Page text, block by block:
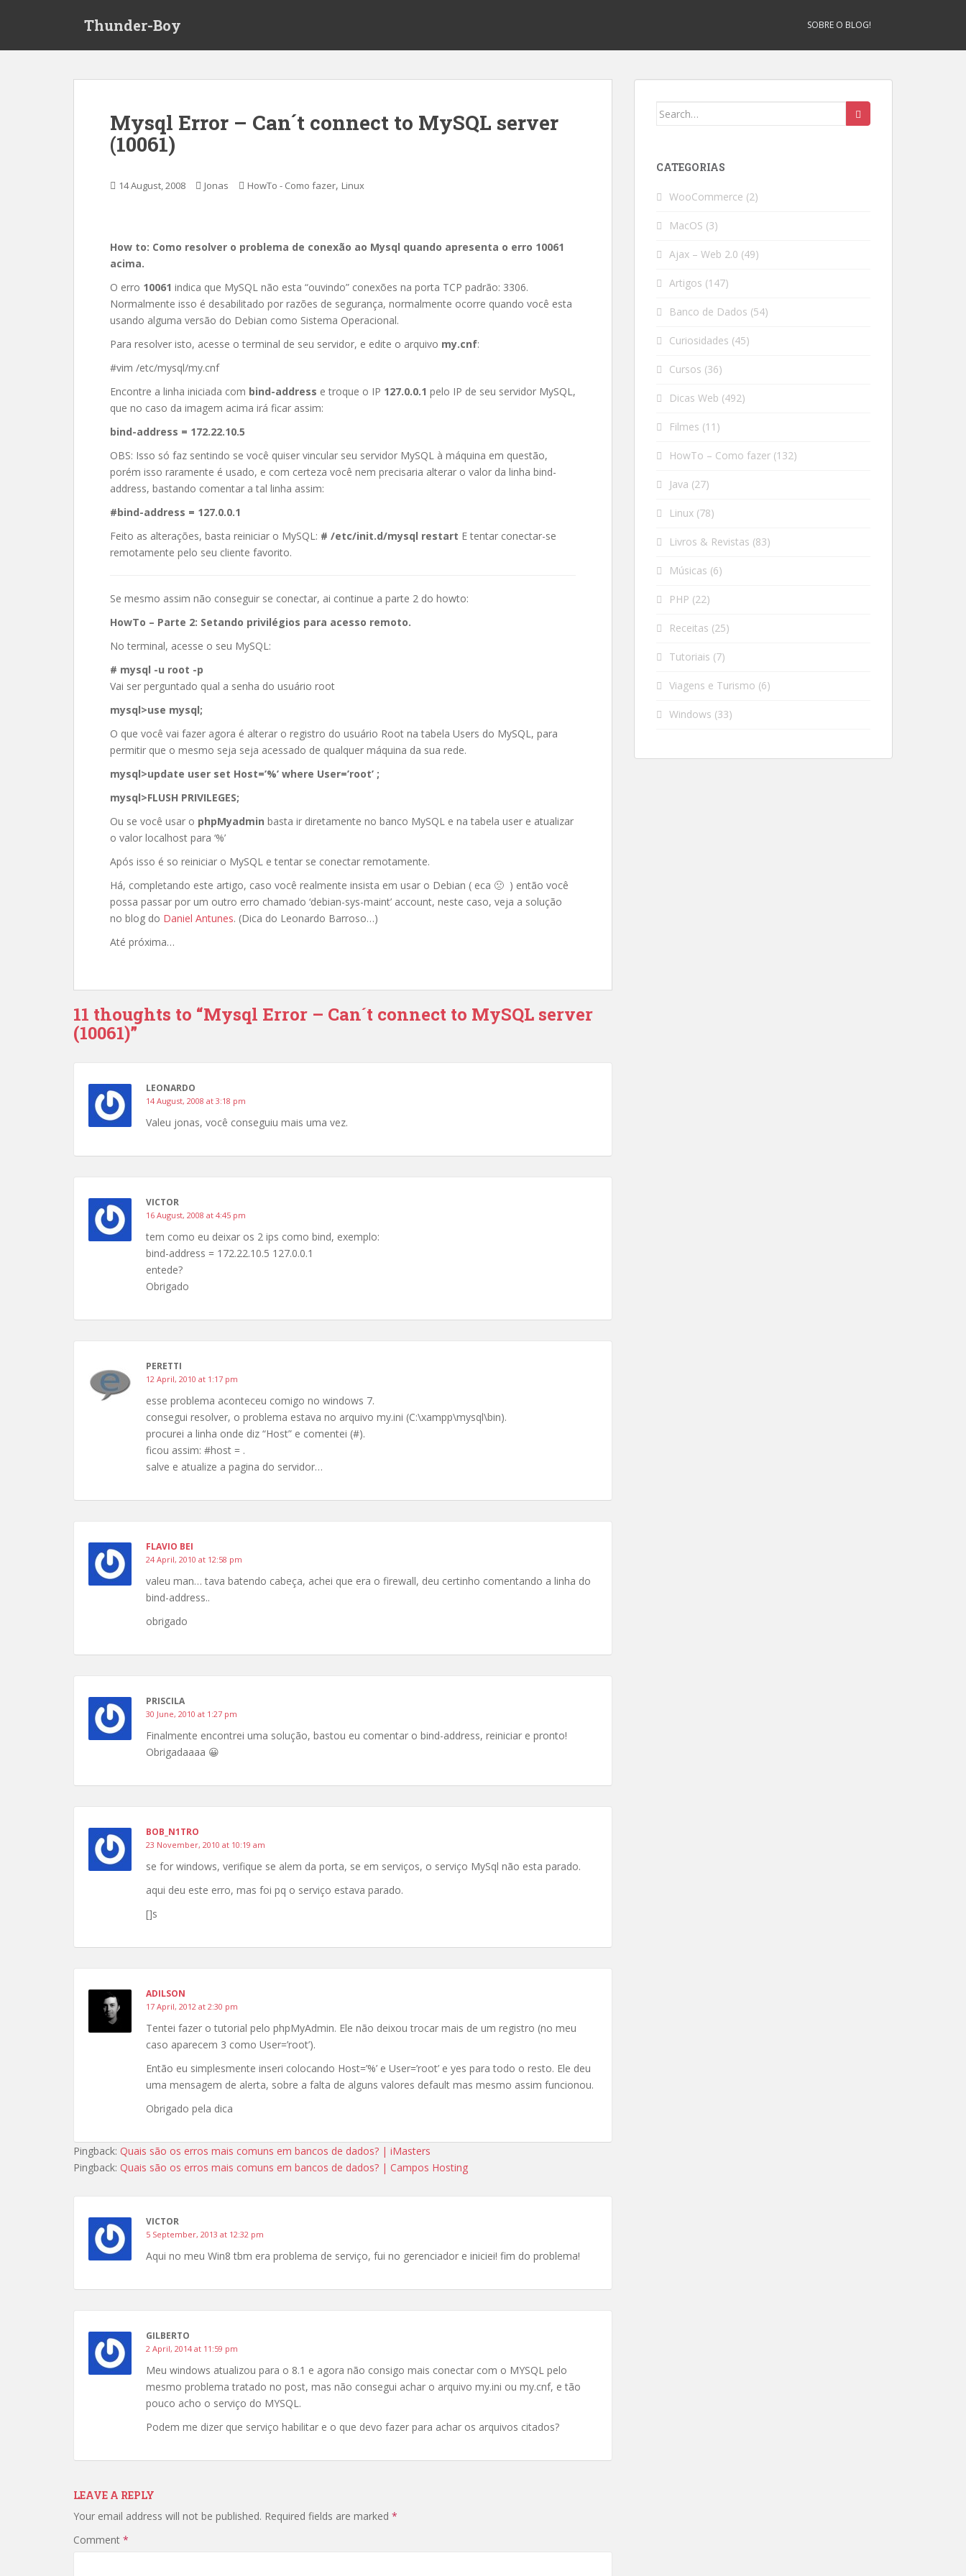
Thunder-Boy SOBRE O BLOG!
Mysql Error – Can´t connect to MySQL server
(10061)
14 August, 2008 Jonas HowTo - Como fazer, Linux
How to: Como resolver o problema de conexão ao Mysql quando apresenta o erro 10061
acima.
O erro 10061 indica que MySQL não esta “ouvindo” conexões na porta TCP padrão: 3306.
Normalmente isso é desabilitado por razões de segurança, normalmente ocorre quando você esta
usando alguma versão do Debian como Sistema Operacional.
Para resolver isto, acesse o terminal de seu servidor, e edite o arquivo my.cnf:
#vim /etc/mysql/my.cnf
Encontre a linha iniciada com bind-address e troque o IP 127.0.0.1 pelo IP de seu servidor MySQL,
que no caso da imagem acima irá ficar assim:
bind-address = 172.22.10.5
OBS: Isso só faz sentindo se você quiser vincular seu servidor MySQL à máquina em questão,
porém isso raramente é usado, e com certeza você nem precisaria alterar o valor da linha bind-
address, bastando comentar a tal linha assim:
#bind-address = 127.0.0.1
Feito as alterações, basta reiniciar o MySQL: # /etc/init.d/mysql restart E tentar conectar-se
remotamente pelo seu cliente favorito.
Se mesmo assim não conseguir se conectar, ai continue a parte 2 do howto:
HowTo – Parte 2: Setando privilégios para acesso remoto.
No terminal, acesse o seu MySQL:
# mysql -u root -p
Vai ser perguntado qual a senha do usuário root
mysql>use mysql;
O que você vai fazer agora é alterar o registro do usuário Root na tabela Users do MySQL, para
permitir que o mesmo seja seja acessado de qualquer máquina da sua rede.
mysql>update user set Host=’%’ where User=’root’ ;
mysql>FLUSH PRIVILEGES;
Ou se você usar o phpMyadmin basta ir diretamente no banco MySQL e na tabela user e atualizar
o valor localhost para ‘%’
Após isso é so reiniciar o MySQL e tentar se conectar remotamente.
Há, completando este artigo, caso você realmente insista em usar o Debian ( eca 🙁 ) então você
possa passar por um outro erro chamado ‘debian-sys-maint’ account, neste caso, veja a solução
no blog do Daniel Antunes. (Dica do Leonardo Barroso…)
Até próxima…
11 thoughts to “Mysql Error – Can´t connect to MySQL server
(10061)”
LEONARDO
14 August, 2008 at 3:18 pm
Valeu jonas, você conseguiu mais uma vez.
VICTOR
16 August, 2008 at 4:45 pm
tem como eu deixar os 2 ips como bind, exemplo:
bind-address = 172.22.10.5 127.0.0.1
entede?
Obrigado
PERETTI
12 April, 2010 at 1:17 pm
esse problema aconteceu comigo no windows 7.
consegui resolver, o problema estava no arquivo my.ini (C:\xampp\mysql\bin).
procurei a linha onde diz “Host” e comentei (#).
ficou assim: #host = .
salve e atualize a pagina do servidor…
FLAVIO BEI
24 April, 2010 at 12:58 pm
valeu man… tava batendo cabeça, achei que era o firewall, deu certinho comentando a linha do
bind-address..
obrigado
PRISCILA
30 June, 2010 at 1:27 pm
Finalmente encontrei uma solução, bastou eu comentar o bind-address, reiniciar e pronto!
Obrigadaaaa 😀
BOB_N1TRO
23 November, 2010 at 10:19 am
se for windows, verifique se alem da porta, se em serviços, o serviço MySql não esta parado.
aqui deu este erro, mas foi pq o serviço estava parado.
[]s
ADILSON
17 April, 2012 at 2:30 pm
Tentei fazer o tutorial pelo phpMyAdmin. Ele não deixou trocar mais de um registro (no meu
caso aparecem 3 como User=’root’).
Então eu simplesmente inseri colocando Host=’%’ e User=’root’ e yes para todo o resto. Ele deu
uma mensagem de alerta, sobre a falta de alguns valores default mas mesmo assim funcionou.
Obrigado pela dica
Pingback: Quais são os erros mais comuns em bancos de dados? | iMasters
Pingback: Quais são os erros mais comuns em bancos de dados? | Campos Hosting
VICTOR
5 September, 2013 at 12:32 pm
Aqui no meu Win8 tbm era problema de serviço, fui no gerenciador e iniciei! fim do problema!
GILBERTO
2 April, 2014 at 11:59 pm
Meu windows atualizou para o 8.1 e agora não consigo mais conectar com o MYSQL pelo
mesmo problema tratado no post, mas não consegui achar o arquivo my.ini ou my.cnf, e tão
pouco acho o serviço do MYSQL.
Podem me dizer que serviço habilitar e o que devo fazer para achar os arquivos citados?
LEAVE A REPLY
Your email address will not be published. Required fields are marked *
Comment *
Search
CATEGORIAS
WooCommerce (2)
MacOS (3)
Ajax – Web 2.0 (49)
Artigos (147)
Banco de Dados (54)
Curiosidades (45)
Cursos (36)
Dicas Web (492)
Filmes (11)
HowTo – Como fazer (132)
Java (27)
Linux (78)
Livros & Revistas (83)
Músicas (6)
PHP (22)
Receitas (25)
Tutoriais (7)
Viagens e Turismo (6)
Windows (33)